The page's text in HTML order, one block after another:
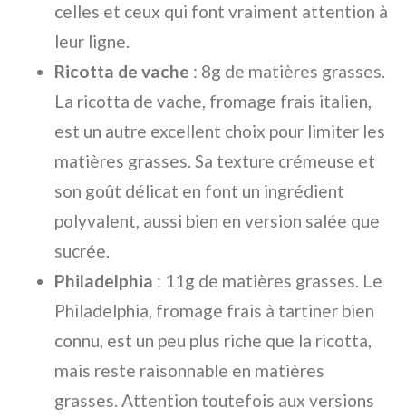
celles et ceux qui font vraiment attention à
leur ligne.
Ricotta de vache : 8g de matières grasses.
La ricotta de vache, fromage frais italien,
est un autre excellent choix pour limiter les
matières grasses. Sa texture crémeuse et
son goût délicat en font un ingrédient
polyvalent, aussi bien en version salée que
sucrée.
Philadelphia : 11g de matières grasses. Le
Philadelphia, fromage frais à tartiner bien
connu, est un peu plus riche que la ricotta,
mais reste raisonnable en matières
grasses. Attention toutefois aux versions